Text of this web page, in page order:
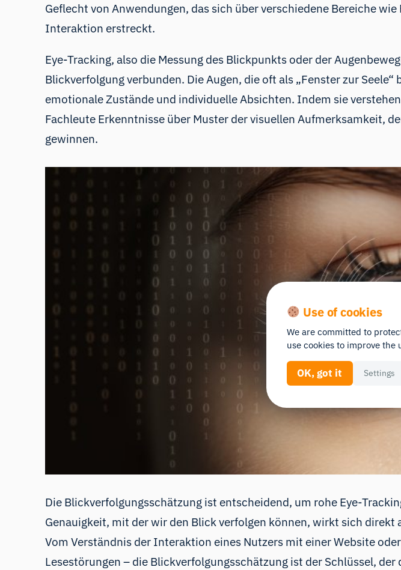
Geflecht von Anwendungen, das sich über verschiedene Bereiche
Interaktion erstreckt.
Eye-Tracking, also die Messung des Blickpunkts oder der
Blickverfolgung verbunden. Die Augen, die oft als „Fenster zur
emotionale Zustände und individuelle Absichten. Indem sie
Fachleute Erkenntnisse über Muster der visuellen Aufmerksamkeit,
gewinnen.
Die Blickverfolgungsschätzung ist entscheidend, um rohe Eye-
Genauigkeit, mit der wir den Blick verfolgen können, wirkt sich
Vom Verständnis der Interaktion eines Nutzers mit einer Website
Lesestörungen – die Blickverfolgungsschätzung ist der Schlüssel,
Use of cookies
We are committed to
use cookies to improve the
OK, got it Settings